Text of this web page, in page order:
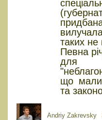
таких не
Певна
для
що
та
Andriy Zakrevsky